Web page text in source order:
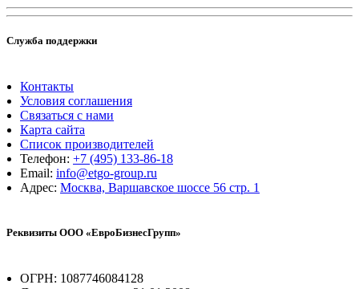
Служба поддержки
Контакты
Условия соглашения
Связаться с нами
Карта сайта
Список производителей
Телефон: +7 (495) 133-86-18
Email: info@etgo-group.ru
Адрес: Москва, Варшавское шоссе 56 стр. 1
Реквизиты ООО «ЕвроБизнесГрупп»
ОГРН: 1087746084128